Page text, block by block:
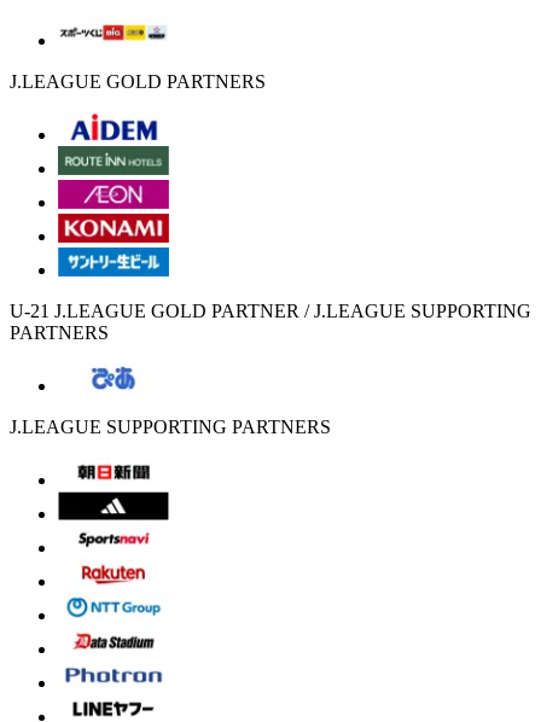
J.LEAGUE GOLD PARTNERS
U-21 J.LEAGUE GOLD PARTNER / J.LEAGUE SUPPORTING
PARTNERS
J.LEAGUE SUPPORTING PARTNERS